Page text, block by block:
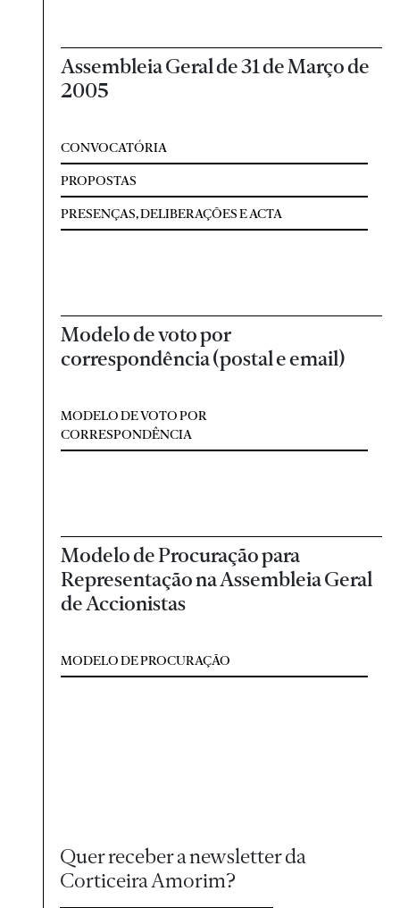
Assembleia Geral de 31 de Março de
2005
CONVOCATÓRIA
PROPOSTAS
PRESENÇAS, DELIBERAÇÕES E ACTA
Modelo de voto por
correspondência (postal e email)
MODELO DE VOTO POR
CORRESPONDÊNCIA
Modelo de Procuração para
Representação na Assembleia Geral
de Accionistas
MODELO DE PROCURAÇÃO
Quer receber a newsletter da
Corticeira Amorim?